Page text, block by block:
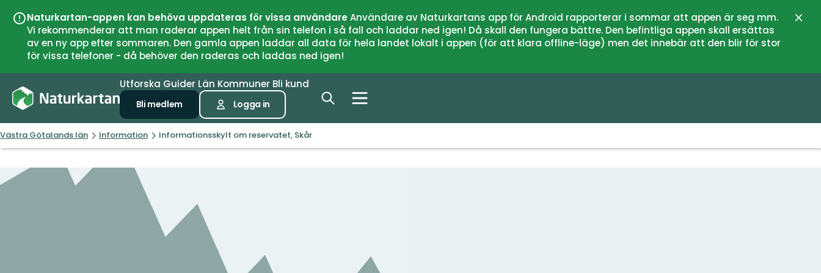
Naturkartan-appen kan behöva uppdateras för vissa användareAnvändare av Naturkartans app för Android rapporterar i sommar att appen är seg mm.
Vi rekommenderar att man raderar appen helt från sin telefon i så fall och laddar ned igen! Då skall den fungera bättre. Den befintliga appen skall ersättas
av en ny app efter sommaren. Den gamla appen laddar all data för hela landet lokalt i appen (för att klara offline-läge) men det innebär att den blir för stor
för vissa telefoner - då behöver den raderas och laddas ned igen!
Utforska Guider Län Kommuner Bli kund
Bli medlem Logga in
Västra Götalands län Information Informationsskylt om reservatet, Skår